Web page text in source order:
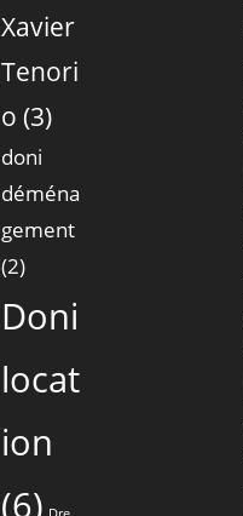
Xavier
Tenori
o (3)
doni
déména
gement
(2)
Doni
locat
ion
(6)